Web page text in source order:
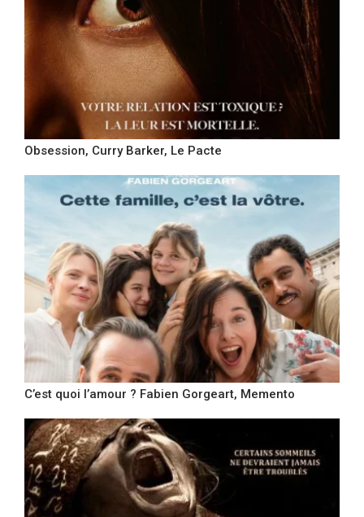
Obsession, Curry Barker, Le Pacte
C’est quoi l’amour ? Fabien Gorgeart, Memento